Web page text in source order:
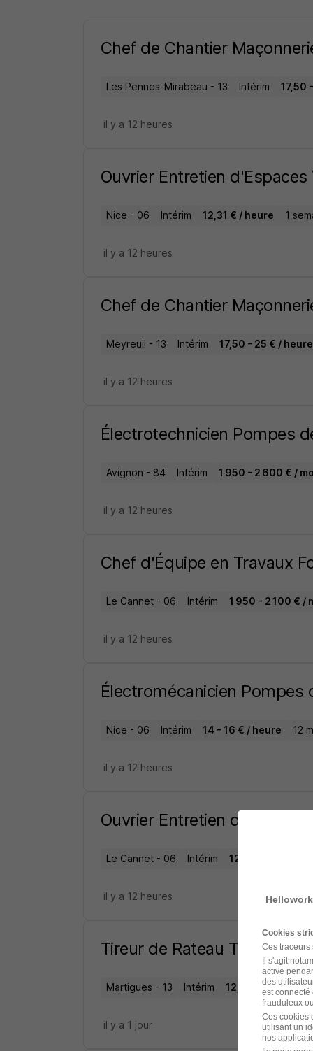
Chef de Chantier
Les Pennes-Mirabeau - 13 Intérim 17,50
il y a 12 heures
Ouvrier Entretien
Nice - 06 Intérim 12,31 € / heure 1
il y a 12 heures
Chef de Chantier
Meyreuil - 13 Intérim 17,50 - 25 € / heure
il y a 12 heures
Électrotechnicien Pompes
Avignon - 84 Intérim 1 950 - 2 600 € /
il y a 12 heures
Chef d'Équipe en Travaux
Le Cannet - 06 Intérim 1 950 - 2 100 € /
il y a 12 heures
Électromécanicien Pompes
Nice - 06 Intérim 14 - 16 € / heure 12
il y a 12 heures
Ouvrier Entretien d'Espaces
Le Cannet - 06 Intérim 12,31 € / heure
il y a 12 heures
Tireur de Rateau TP H/F
Martigues - 13 Intérim 12,50 - 14 € /
il y a 1 jour
Cookies
Ces traceurs
Il s'agit
active
des
est connecté
frauduleux
Ces cookies
utilisant un
nos